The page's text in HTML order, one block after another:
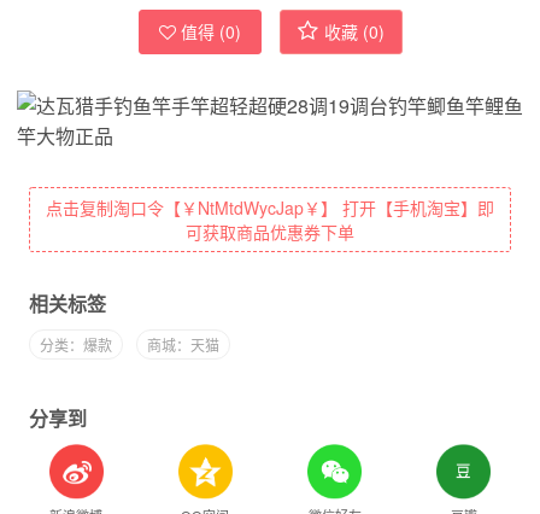
值得 (0) 收藏 (0)
点击复制淘口令【￥NtMtdWycJap￥】 打开【手机淘宝】即
可获取商品优惠券下单
相关标签
分类：爆款 商城：天猫
分享到